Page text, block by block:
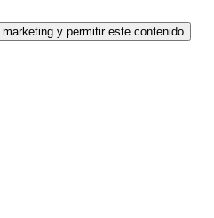
y permitir este contenido